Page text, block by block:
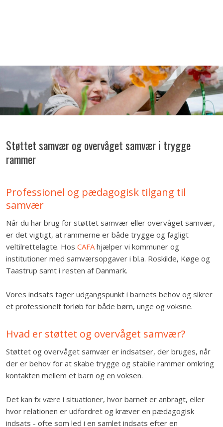
Støttet samvær og overvåget samvær i trygge
rammer​
Professionel og pædagogisk tilgang til
samvær
Når du har brug for støttet samvær eller overvåget samvær,
er det vigtigt, at rammerne er både trygge og fagligt
veltilrettelagte. Hos CAFAhjælper vi kommuner og
institutioner med samværsopgaver i bl.a. Roskilde, Køge og
Taastrup samt i resten af Danmark.
Vores indsats tager udgangspunkt i barnets behov og sikrer
et professionelt forløb for både børn, unge og voksne.
Hvad er støttet og overvåget samvær?
Støttet og overvåget samvær er indsatser, der bruges, når
der er behov for at skabe trygge og stabile rammer omkring
kontakten mellem et barn og en voksen.
Det kan fx være i situationer, hvor barnet er anbragt, eller
hvor relationen er udfordret og kræver en pædagogisk
indsats - ofte som led i en samlet indsats efter en